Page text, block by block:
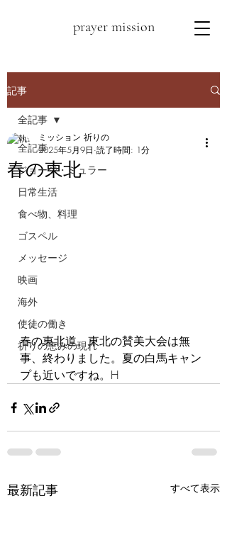
prayer mission
記事
全記事
ジョージ・ミュラー
日常生活
食べ物、料理
ゴスペル
メッセージ
映画
海外
使徒の働き
祈りの恵みの現れ
全記事
春の東北
ミッション 祈りの
2025年5月9日 読了時間: 1分
春の東北道。東北の賛美大会は無
事、終わりました。夏の白馬キャン
プも近いですね。H
最新記事 すべて表示